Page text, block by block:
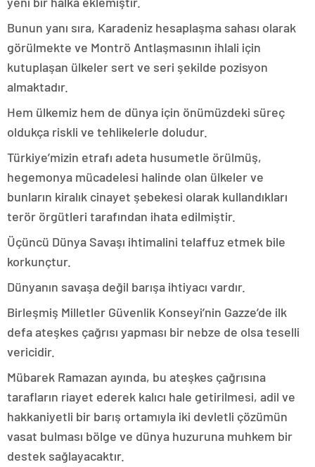
Bunun yanı sıra, Karadeniz hesaplaşma sahası olarak
görülmekte ve Montrö Antlaşmasının ihlali için
kutuplaşan ülkeler sert ve seri şekilde pozisyon
almaktadır.
Hem ülkemiz hem de dünya için önümüzdeki süreç
oldukça riskli ve tehlikelerle doludur.
Türkiye’mizin etrafı adeta husumetle örülmüş,
hegemonya mücadelesi halinde olan ülkeler ve
bunların kiralık cinayet şebekesi olarak kullandıkları
terör örgütleri tarafından ihata edilmiştir.
Üçüncü Dünya Savaşı ihtimalini telaffuz etmek bile
korkunçtur.
Dünyanın savaşa değil barışa ihtiyacı vardır.
Birleşmiş Milletler Güvenlik Konseyi’nin Gazze’de ilk
defa ateşkes çağrısı yapması bir nebze de olsa teselli
vericidir.
Mübarek Ramazan ayında, bu ateşkes çağrısına
tarafların riayet ederek kalıcı hale getirilmesi, adil ve
hakkaniyetli bir barış ortamıyla iki devletli çözümün
vasat bulması bölge ve dünya huzuruna muhkem bir
destek sağlayacaktır.